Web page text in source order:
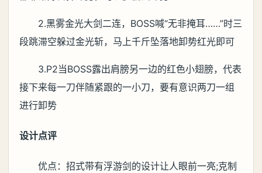
2.黑雾金光大剑二连，BOSS喊“无非掩耳……”时三
段跳滞空躲过金光斩，马上千斤坠落地卸势红光即可
3.P2当BOSS露出肩膀另一边的红色小翅膀，代表
接下来每一刀伴随紧跟的一小刀，要有意识两刀一组
进行卸势
设计点评
优点：招式带有浮游剑的设计让人眼前一亮;克制